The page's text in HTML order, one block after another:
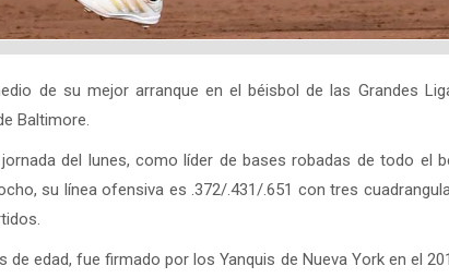
de su mejor arranque en el béisbol de las Grandes
Baltimore.
del lunes, como líder de bases robadas de todo el
su línea ofensiva es .372/.431/.651 con tres
de edad, fue firmado por los Yanquis de Nueva York en el